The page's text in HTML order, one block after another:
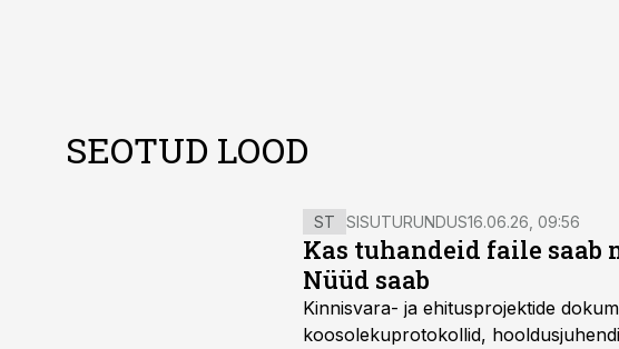
SEOTUD LOOD
ST SISUTURUNDUS16.06.26, 09:56
Kas tuhandeid faile
Nüüd saab
Kinnisvara- ja ehitusprojektide
koosolekuprotokollid,